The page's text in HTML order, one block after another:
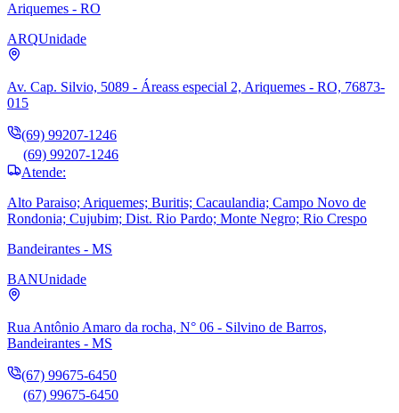
Ariquemes - RO
ARQUnidade
Av. Cap. Silvio, 5089 - Áreass especial 2, Ariquemes - RO, 76873-
015
(69) 99207-1246
(69) 99207-1246
Atende:
Alto Paraiso; Ariquemes; Buritis; Cacaulandia; Campo Novo de
Rondonia; Cujubim; Dist. Rio Pardo; Monte Negro; Rio Crespo
Bandeirantes - MS
BANUnidade
Rua Antônio Amaro da rocha, N° 06 - Silvino de Barros,
Bandeirantes - MS
(67) 99675-6450
(67) 99675-6450